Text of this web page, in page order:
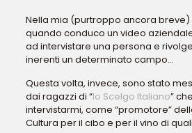
Nella mia (purtroppo ancora
quando conduco un video
ad intervistare una persona e
inerenti un determinato campo…
Questa volta, invece, sono stato
dai ragazzi di “Io Scelgo Italiano”
intervistarmi, come “promotore”
Cultura per il cibo e per il vino di